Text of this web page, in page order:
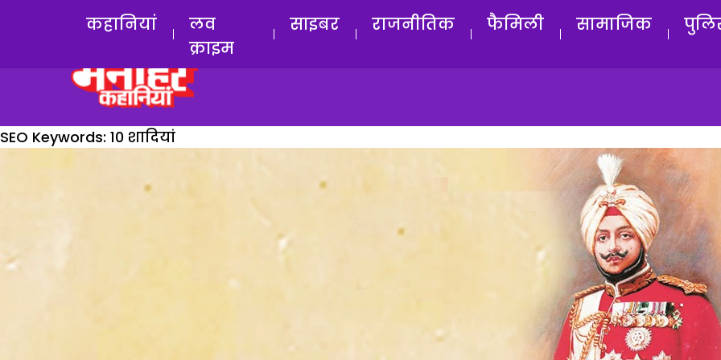
कहानियां
लव
क्राइम
साइबर राजनीतिक फैमिली सामाजिक
SEO Keywords: 10 शादियां